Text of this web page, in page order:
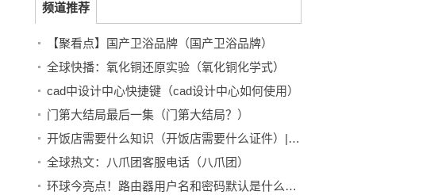
频道推荐
【聚看点】国产卫浴品牌（国产卫浴品牌）
全球快播：氧化铜还原实验（氧化铜化学式）
cad中设计中心快捷键（cad设计中心如何使用）
门第大结局最后一集（门第大结局？）
开饭店需要什么知识（开饭店需要什么证件）|全球热头条
全球热文：八爪团客服电话（八爪团）
环球今亮点！路由器用户名和密码默认是什么（路由器用户名和密码是什么）